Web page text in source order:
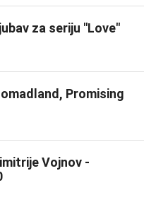
za seriju "Love"
Promising
Vojnov -